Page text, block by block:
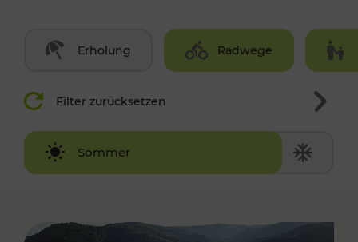
Erholung Radwege
Filter zurücksetzen
Sommer
Winter